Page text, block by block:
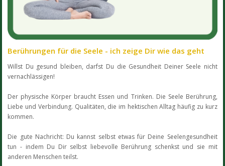
Berührungen für die Seele - ich zeige Dir wie das geht
Willst Du gesund bleiben, darfst Du die Gesundheit Deiner Seele nicht
vernachlässigen!
Der physische Körper braucht Essen und Trinken. Die Seele Berührung,
Liebe und Verbindung. Qualitäten, die im hektischen Alltag häufig zu kurz
kommen.
Die gute Nachricht: Du kannst selbst etwas für Deine Seelengesundheit
tun - indem Du Dir selbst liebevolle Berührung schenkst und sie mit
anderen Menschen teilst.